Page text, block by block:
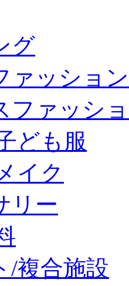
グ
ァッション
ファッシ
ども服
イク
リー
/複合施設